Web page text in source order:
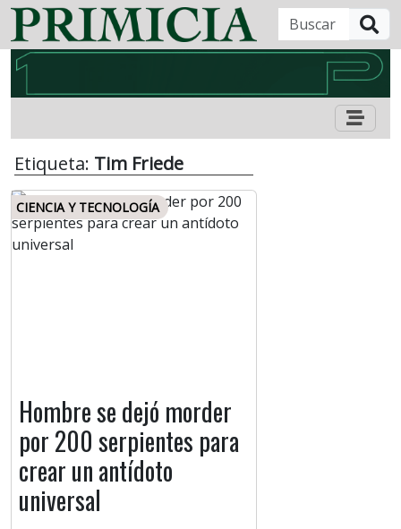
Etiqueta: Tim Friede
CIENCIA Y TECNOLOGÍA
Hombre se dejó morder
por 200 serpientes para
crear un antídoto
universal